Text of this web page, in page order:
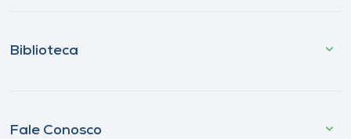
Biblioteca
Fale Conosco